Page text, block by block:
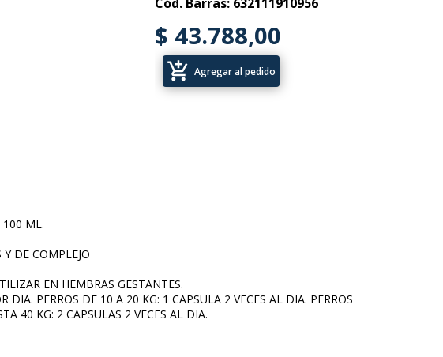
$ 43.788,00
add_shopping_cart Agregar al pedido
100 ML.
DE COMPLEJO
EN HEMBRAS GESTANTES.
PERROS DE 10 A 20 KG: 1 CAPSULA 2 VECES AL DIA. PERROS
40 KG: 2 CAPSULAS 2 VECES AL DIA.